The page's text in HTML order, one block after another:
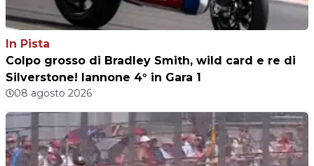
In Pista
Colpo grosso di Bradley Smith, wild card e re di
Silverstone! Iannone 4° in Gara 1
08 agosto 2026